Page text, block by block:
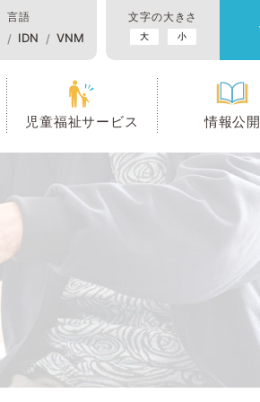
言語
IDN VNM
文字の大きさ
大 小
児童福祉サービス 情報公開